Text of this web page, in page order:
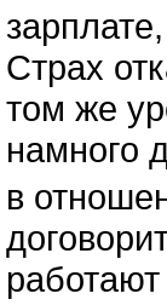
Страх
том же
намного
в
работают